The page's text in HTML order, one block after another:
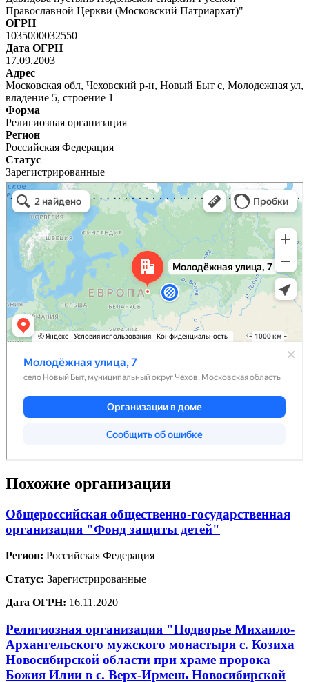
Православной Церкви (Московский Патриархат)"
ОГРН
1035000032550
Дата ОГРН
17.09.2003
Адрес
Московская обл, Чеховский р-н, Новый Быт с, Молодежная ул,
владение 5, строение 1
Форма
Религиозная организация
Регион
Российская Федерация
Статус
Зарегистрированные
Похожие организации
Общероссийская общественно-государственная
организация "Фонд защиты детей"
Регион: Российская Федерация
Статус: Зарегистрированные
Дата ОГРН: 16.11.2020
Религиозная организация "Подворье Михаило-
Архангельского мужского монастыря с. Козиха
Новосибирской области при храме пророка
Божия Илии в с. Верх-Ирмень Новосибирской